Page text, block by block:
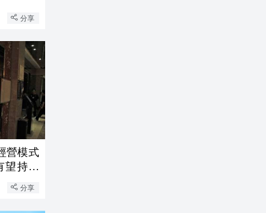
分享
營模式
望持續
分享